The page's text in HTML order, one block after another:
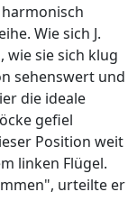
Wie sich J.
wie sie sich klug
sehenswert und
die ideale
gefiel
Position weit
linken Flügel.
urteilte er